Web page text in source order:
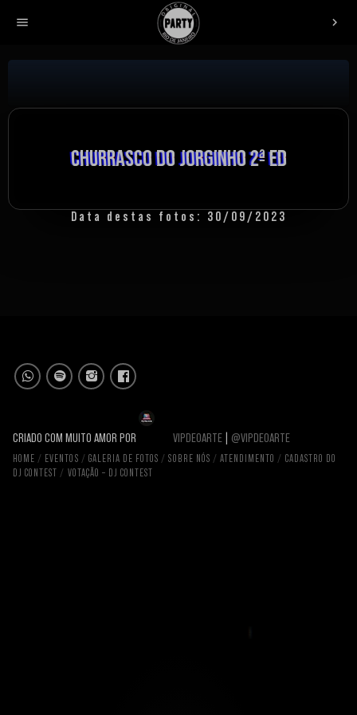
menu chevron_right
CHURRASCO DO JORGINHO 2ª ED
CHURRASCO DO JORGINHO 2ª ED
CHURRASCO DO JORGINHO 2ª ED
Data destas fotos: 30/09/2023
CRIADO COM MUITO AMOR POR VIPDEOARTE @VIPDEOARTE
HOME EVENTOS GALERIA DE FOTOS SOBRE NÓS ATENDIMENTO
CADASTRO DO
DJ CONTEST
VOTAÇÃO – DJ CONTEST